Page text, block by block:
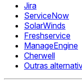
Jira
ServiceNow
SolarWinds
Freshservice
ManageEngine
Cherwell
Outras